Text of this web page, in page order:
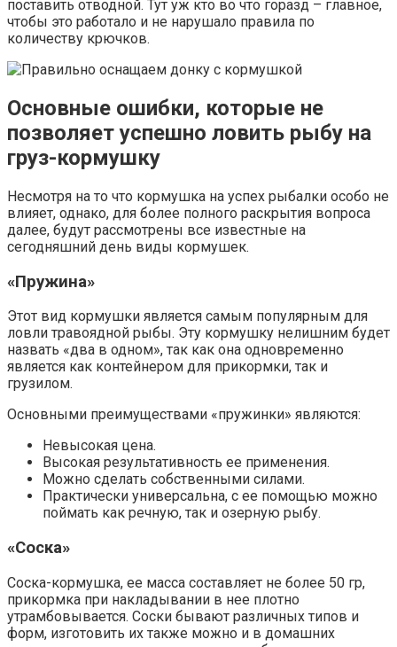
поставить отводной. Тут уж кто во что горазд – главное,
чтобы это работало и не нарушало правила по
количеству крючков.
Основные ошибки, которые не
позволяет успешно ловить рыбу на
груз-кормушку
Несмотря на то что кормушка на успех рыбалки особо не
влияет, однако, для более полного раскрытия вопроса
далее, будут рассмотрены все известные на
сегодняшний день виды кормушек.
«Пружина»
Этот вид кормушки является самым популярным для
ловли травоядной рыбы. Эту кормушку нелишним будет
назвать «два в одном», так как она одновременно
является как контейнером для прикормки, так и
грузилом.
Основными преимуществами «пружинки» являются:
Невысокая цена.
Высокая результативность ее применения.
Можно сделать собственными силами.
Практически универсальна, с ее помощью можно
поймать как речную, так и озерную рыбу.
«Соска»
Соска-кормушка, ее масса составляет не более 50 гр,
прикормка при накладывании в нее плотно
утрамбовывается. Соски бывают различных типов и
форм, изготовить их также можно и в домашних